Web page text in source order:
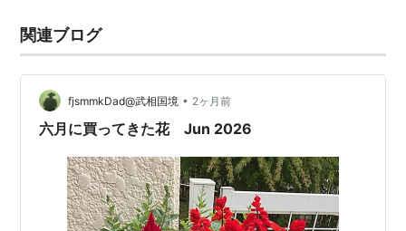
関連ブログ
fjsmmkDad@武相国境 • 2ヶ月前
六月に買ってきた花 Jun 2026